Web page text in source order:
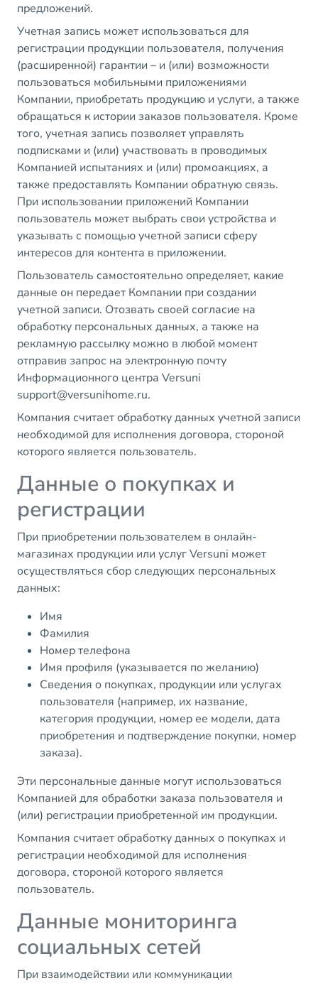
предложений.
Учетная запись может использоваться для
регистрации продукции пользователя, получения
(расширенной) гарантии – и (или) возможности
пользоваться мобильными приложениями
Компании, приобретать продукцию и услуги, а также
обращаться к истории заказов пользователя. Кроме
того, учетная запись позволяет управлять
подписками и (или) участвовать в проводимых
Компанией испытаниях и (или) промоакциях, а
также предоставлять Компании обратную связь.
При использовании приложений Компании
пользователь может выбрать свои устройства и
указывать с помощью учетной записи сферу
интересов для контента в приложении.
Пользователь самостоятельно определяет, какие
данные он передает Компании при создании
учетной записи. Отозвать своей согласие на
обработку персональных данных, а также на
рекламную рассылку можно в любой момент
отправив запрос на электронную почту
Информационного центра Versuni
support@versunihome.ru.
Компания считает обработку данных учетной записи
необходимой для исполнения договора, стороной
которого является пользователь.
Данные о покупках и
регистрации
При приобретении пользователем в онлайн-
магазинах продукции или услуг Versuni может
осуществляться сбор следующих персональных
данных:
Имя
Фамилия
Номер телефона
Имя профиля (указывается по желанию)
Сведения о покупках, продукции или услугах
пользователя (например, их название,
категория продукции, номер ее модели, дата
приобретения и подтверждение покупки, номер
заказа).
Эти персональные данные могут использоваться
Компанией для обработки заказа пользователя и
(или) регистрации приобретенной им продукции.
Компания считает обработку данных о покупках и
регистрации необходимой для исполнения
договора, стороной которого является
пользователь.
Данные мониторинга
социальных сетей
При взаимодействии или коммуникации